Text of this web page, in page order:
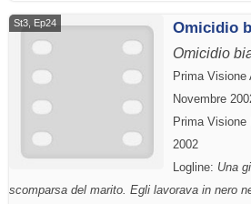
St3, Ep24 Omicidio
Omicidio
Prima Visione
Novembre
Prima Visione
2002
Logline: Una
scomparsa del marito. Egli lavorava in nero